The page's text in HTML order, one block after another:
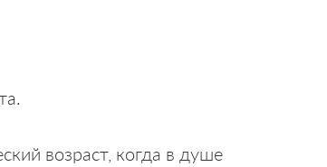
возраст, когда в душе